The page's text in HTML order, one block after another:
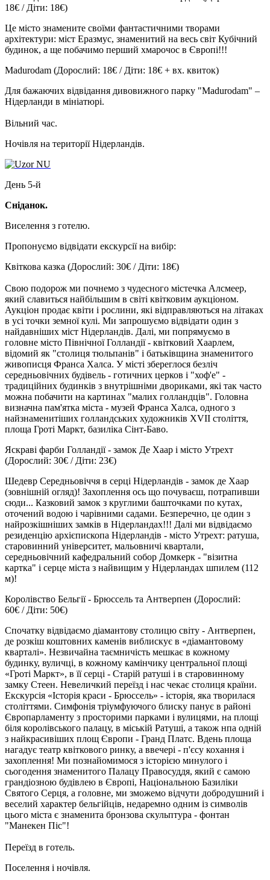
18€ / Діти: 18€)
Це місто знамените своїми фантастичними творами
архітектури: міст Еразмус, знаменитий на весь світ Кубічний
будинок, а ще побачимо перший хмарочос в Європі!!!
Madurodam (Дорослий: 18€ / Діти: 18€ + вх. квиток)
Для бажаючих відвідання дивовижного парку "Madurodam" –
Нідерланди в мініатюрі.
Вільний час.
Ночівля на території Нідерландів.
День 5-й
Сніданок.
Виселення з готелю.
Пропонуємо відвідати екскурсії на вибір:
Квіткова казка (Дорослий: 30€ / Діти: 18€)
Свою подорож ми почнемо з чудесного містечка Алсмеер,
який славиться найбільшим в світі квітковим аукціоном.
Аукціон продає квіти і рослини, які відправляються на літаках
в усі точки земної кулі. Ми запрошуємо відвідати один з
найдавніших міст Нідерландів. Далі, ми попрямуємо в
головне місто Північної Голландії - квітковий Хаарлем,
відомий як "столиця тюльпанів" і батьківщина знаменитого
живописця Франса Халса. У місті збереглося безліч
середньовічних будівель - готичних церков і "хоф'е" -
традиційних будинків з внутрішніми двориками, які так часто
можна побачити на картинах "малих голландців". Головна
визначна пам'ятка міста - музей Франса Халса, одного з
найзнаменитіших голландських художників XVII століття,
площа Гроті Маркт, базиліка Сінт-Баво.
Яскраві фарби Голландії - замок Де Хаар і місто Утрехт
(Дорослий: 30€ / Діти: 23€)
Шедевр Середньовіччя в серці Нідерландів - замок де Хаар
(зовнішній огляд)! Захоплення ось що почуваєш, потрапивши
сюди... Казковий замок з круглими башточками по кутах,
оточений водою і чарівними садами. Безперечно, це один з
найрозкішніших замків в Нідерландах!!! Далі ми відвідаємо
резиденцію архієпископа Нідерландів - місто Утрехт: ратуша,
старовинний університет, мальовничі квартали,
середньовічний кафедральний собор Домкерк - "візитна
картка" і серце міста з найвищим у Нідерландах шпилем (112
м)!
Королівство Бельгії - Брюссель та Антверпен (Дорослий:
60€ / Діти: 50€)
Спочатку відвідаємо діамантову столицю світу - Антверпен,
де розкіш коштовних каменів виблискує в «діамантовому
кварталі». Незвичайна таємничість мешкає в кожному
будинку, вуличці, в кожному камінчику центральної площі
«Гроті Маркт», в її серці - Старій ратуші і в старовинному
замку Стеен. Невеличкий переїзд і нас чекає столиця країни.
Екскурсія «Історія краси - Брюссель» - історія, яка творилася
століттями. Симфонія тріумфуючого блиску панує в районі
Європарламенту з просторими парками і вулицями, на площі
біля королівського палацу, в міській Ратуші, а також нпа одній
з найкрасивіших площ Європи - Гранд Платс. Вдень площа
нагадує театр квіткового ринку, а ввечері - п'єсу кохання і
захоплення! Ми познайомимося з історією минулого і
сьогодення знаменитого Палацу Правосуддя, який є самою
грандіозною будівлею в Європі, Національною Базиліки
Святого Серця, а головне, ми зможемо відчути добродушний і
веселий характер бельгійців, недаремно одним із символів
цього міста є знаменита бронзова скульптура - фонтан
"Манекен Піс"!
Переїзд в готель.
Поселення і ночівля.